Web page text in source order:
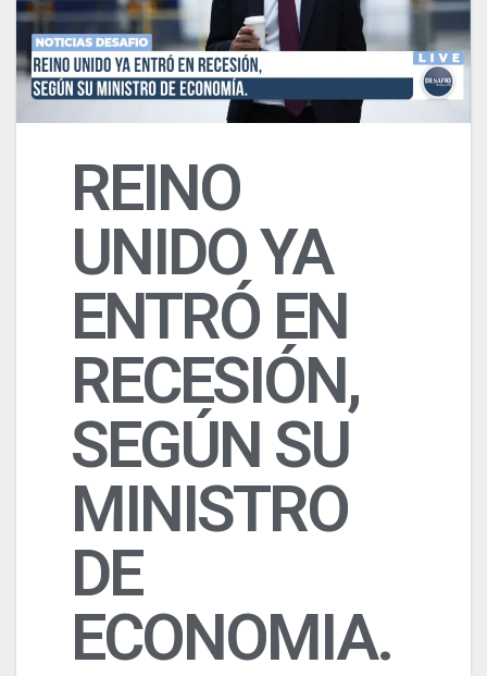
REINO
UNIDO YA
ENTRÓ EN
RECESIÓN,
SEGÚN SU
MINISTRO
DE
ECONOMIA.